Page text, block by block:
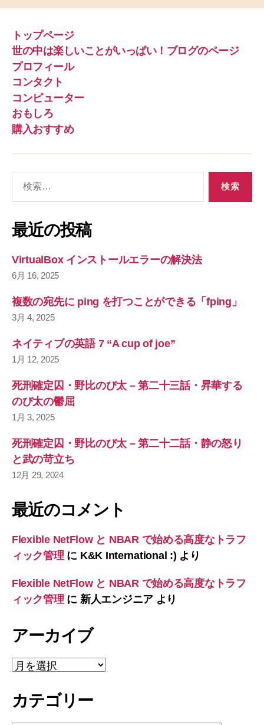
トップページ
世の中は楽しいことがいっぱい！ブログのページ
プロフィール
コンタクト
コンピューター
おもしろ
購入おすすめ
象
最近の投稿
VirtualBox インストールエラーの解決法
6月 16, 2025
複数の宛先に ping を打つことができる「fping」
3月 4, 2025
ネイティブの英語 7 “A cup of joe”
1月 12, 2025
死刑確定囚・野比のび太 – 第二十三話・昇華する
のび太の鬱屈
1月 3, 2025
死刑確定囚・野比のび太 – 第二十二話・静の怒り
と武の苛立ち
12月 29, 2024
最近のコメント
Flexible NetFlow と NBAR で始める高度なトラフ
ィック管理 に K&K International :) より
Flexible NetFlow と NBAR で始める高度なトラフ
ィック管理 に 新人エンジニアより
アーカイブ
ア
ー
イ
カテゴリー